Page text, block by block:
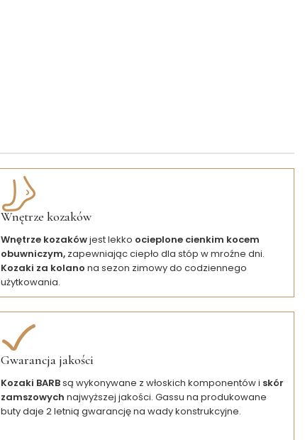
Wnętrze kozaków
Wnętrze kozakówjest lekko ocieplone cienkim kocem
obuwniczym, zapewniając ciepło dla stóp w mroźne dni.
Kozaki za kolanona sezon zimowy do codziennego
użytkowania.
Gwarancja jakości
Kozaki BARBsą wykonywane z włoskich komponentów i skór
zamszowych najwyższej jakości. Gassu na produkowane
buty daje 2 letnią gwarancję na wady konstrukcyjne.